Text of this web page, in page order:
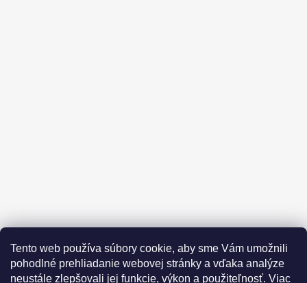
Tento web používa súbory cookie, aby sme Vám umožnili
pohodlné prehliadanie webovej stránky a vďaka analýze
neustále zlepšovali jej funkcie, výkon a použiteľnosť. Viac